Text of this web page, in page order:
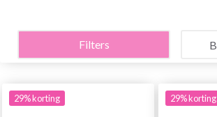
Filters
29% korting 29% korting